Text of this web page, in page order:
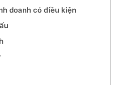
doanh có điều kiện